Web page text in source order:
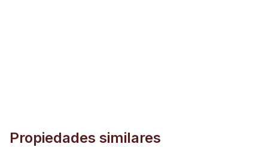
Propiedades similares